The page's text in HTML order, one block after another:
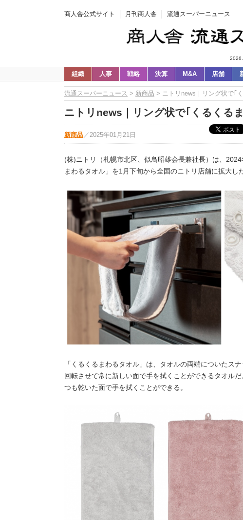
商人舎公式サイト 月刊商人舎 流通スーパーニュース
組織 人事 戦略 決算 M&A 店舗
流通スーパーニュース > 新商品 > ニトリnews｜リング状で｢
ニトリnews｜リング状で｢くるくる
新商品 ／ 2025年01月21日
(株)ニトリ（札幌市北区、似鳥昭雄会長兼社長）は、
まわるタオル」を1月下旬から全国のニトリ店舗に拡大した
「くるくるまわるタオル」は、タオルの両端についたス
回転させて常に新しい面で手を拭くことができるタオル
つも乾いた面で手を拭くことができる。